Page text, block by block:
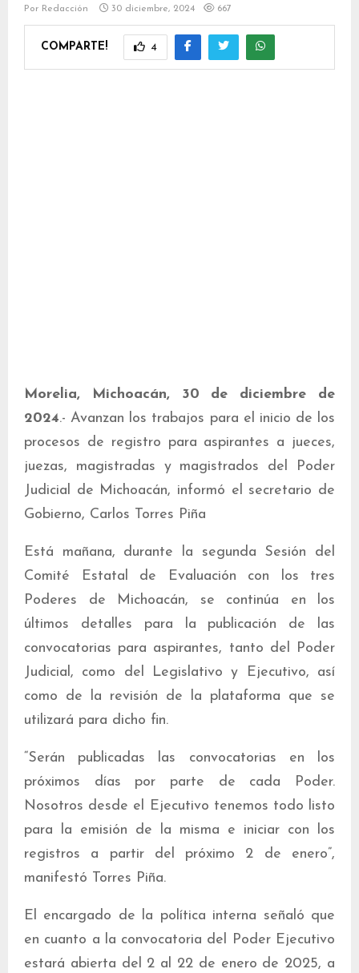
Por Redacción 30 diciembre, 2024 667
COMPARTE! 4
Morelia, Michoacán, 30 de diciembre de
2024.- Avanzan los trabajos para el inicio de los
procesos de registro para aspirantes a jueces,
juezas, magistradas y magistrados del Poder
Judicial de Michoacán, informó el secretario de
Gobierno, Carlos Torres Piña
Está mañana, durante la segunda Sesión del
Comité Estatal de Evaluación con los tres
Poderes de Michoacán, se continúa en los
últimos detalles para la publicación de las
convocatorias para aspirantes, tanto del Poder
Judicial, como del Legislativo y Ejecutivo, así
como de la revisión de la plataforma que se
utilizará para dicho fin.
“Serán publicadas las convocatorias en los
próximos días por parte de cada Poder.
Nosotros desde el Ejecutivo tenemos todo listo
para la emisión de la misma e iniciar con los
registros a partir del próximo 2 de enero”,
manifestó Torres Piña.
El encargado de la política interna señaló que
en cuanto a la convocatoria del Poder Ejecutivo
estará abierta del 2 al 22 de enero de 2025, a